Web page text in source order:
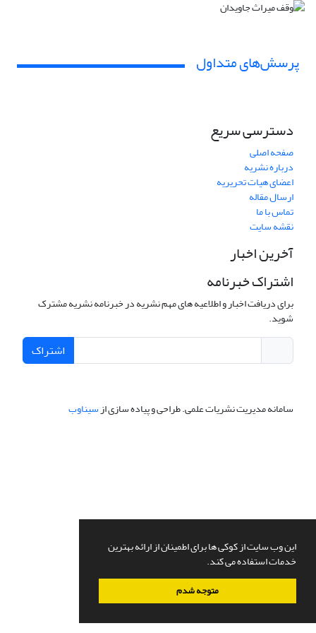
این وب سایت از کوکی ها برای اطمینان از ارائه بهترین
خدمات استفاده می کند.
متوجه شدم
پرسش‌های متداول
دسترسی سریع
صفحه اصلی
درباره نشریه
اعضای هیات تحریریه
ارسال مقاله
تماس با ما
نقشه سایت
آخرین اخبار
اشتراک خبرنامه
برای دریافت اخبار و اطلاعیه های مهم نشریه در خبرنامه نشریه مشترک
شوید.
اشتراک
سامانه مدیریت نشریات علمی.طراحی و پیاده سازی ازسیناوب